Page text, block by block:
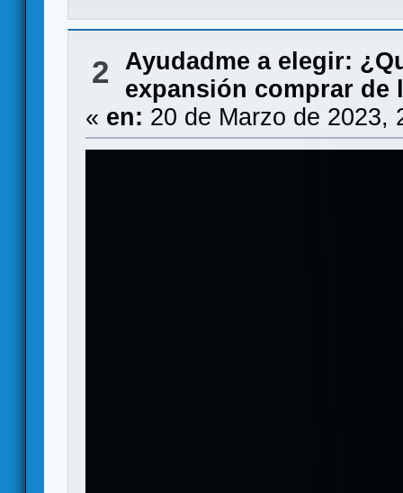
2
Ayudadme a elegir:
expansión comprar de
« en: 20 de Marzo de 2023,